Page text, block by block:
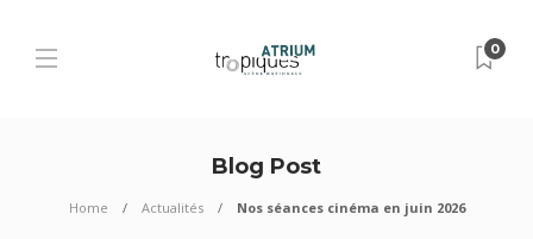
0
Blog Post
Home Actualités Nos séances cinéma en juin 2026